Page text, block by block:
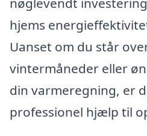
hjems
Uanset om du står
vintermåneder eller
din varmeregning, er
professionel hjælp til